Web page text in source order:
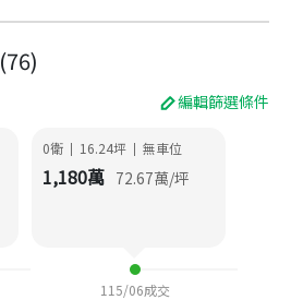
(76)
編輯篩選條件
0衛 | 16.24坪 | 無車位
1,180萬 72.67萬/坪
115/06成交